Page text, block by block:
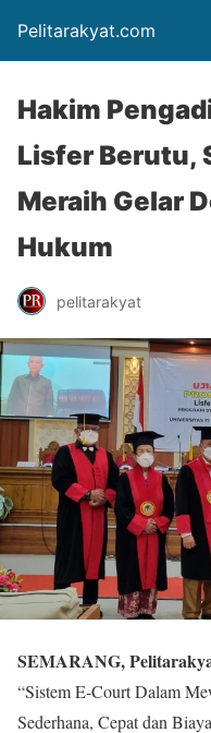
Pelitarakyat.com
Hakim
Lisfer Berutu,
Meraih Gelar
Hukum
pelitarakyat
SEMARANG,
“Sistem E-Court Dalam
Sederhana, Cepat dan